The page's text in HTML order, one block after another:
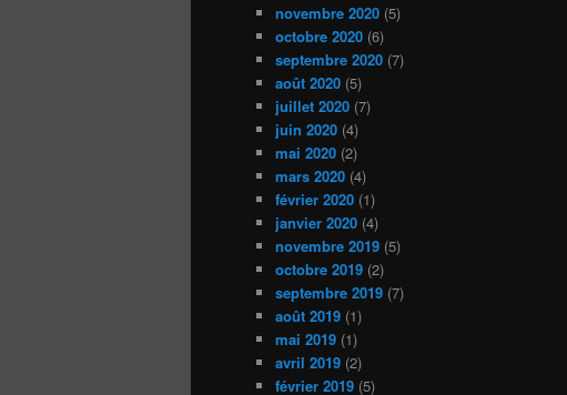
novembre 2020 (5)
octobre 2020 (6)
septembre 2020 (7)
août 2020 (5)
juillet 2020 (7)
juin 2020 (4)
mai 2020 (2)
mars 2020 (4)
février 2020 (1)
janvier 2020 (4)
novembre 2019 (5)
octobre 2019 (2)
septembre 2019 (7)
août 2019 (1)
mai 2019 (1)
avril 2019 (2)
février 2019 (5)